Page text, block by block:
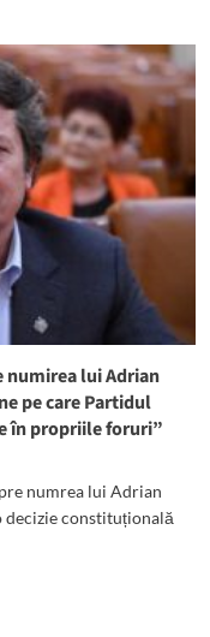
numirea lui Adrian
pe care Partidul
în propriile foruri”
numrea lui Adrian
decizie constituțională